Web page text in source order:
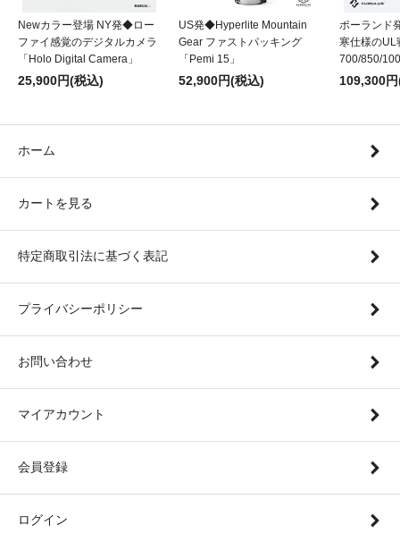
Newカラー登場 NY発◆ロー
ファイ感覚のデジタルカメラ
「Holo Digital Camera」
25,900円(税込)
US発◆Hyperlite Mountain
Gear ファストパッキング
「Pemi 15」
52,900円(税込)
ポーランド
寒仕様のUL
700/850/
109,300
ホーム
カートを見る
特定商取引法に基づく表記
プライバシーポリシー
お問い合わせ
マイアカウント
会員登録
ログイン